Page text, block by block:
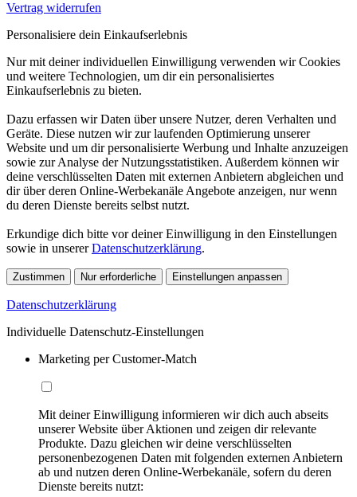
Vertrag widerrufen
Personalisiere dein Einkaufserlebnis
Nur mit deiner individuellen Einwilligung verwenden wir Cookies
und weitere Technologien, um dir ein personalisiertes
Einkaufserlebnis zu bieten.
Dazu erfassen wir Daten über unsere Nutzer, deren Verhalten und
Geräte. Diese nutzen wir zur laufenden Optimierung unserer
Website und um dir personalisierte Werbung und Inhalte anzuzeigen
sowie zur Analyse der Nutzungsstatistiken. Außerdem können wir
deine verschlüsselten Daten mit externen Anbietern abgleichen und
dir über deren Online-Werbekanäle Angebote anzeigen, nur wenn
du deren Dienste bereits selbst nutzt.
Erkundige dich bitte vor deiner Einwilligung in den Einstellungen
sowie in unsererDatenschutzerklärung.
Zustimmen Nur erforderliche Einstellungen anpassen
Datenschutzerklärung
Individuelle Datenschutz-Einstellungen
Marketing per Customer-Match
Mit deiner Einwilligung informieren wir dich auch abseits
unserer Website über Aktionen und zeigen dir relevante
Produkte. Dazu gleichen wir deine verschlüsselten
personenbezogenen Daten mit folgenden externen Anbietern
ab und nutzen deren Online-Werbekanäle, sofern du deren
Dienste bereits nutzt: